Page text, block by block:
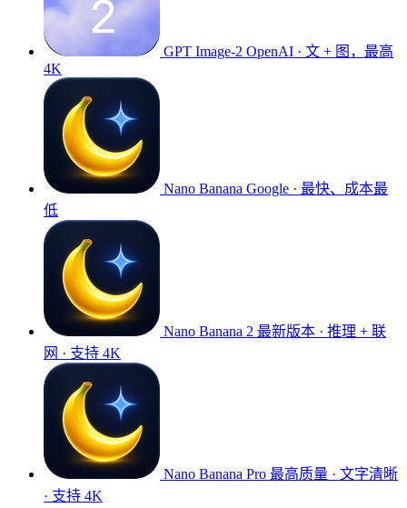
GPT Image-2 OpenAI · 文 + 图，最高
4K
Nano Banana Google · 最快、成本最
低
Nano Banana 2 最新版本 · 推理 + 联
网 · 支持 4K
Nano Banana Pro 最高质量 · 文字清晰
· 支持 4K